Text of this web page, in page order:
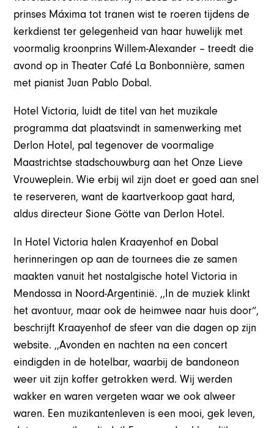
prinses Máxima tot tranen wist te roeren tijdens de
kerkdienst ter gelegenheid van haar huwelijk met
voormalig kroonprins Willem-Alexander – treedt die
avond op in Theater Café La Bonbonnière, samen
met pianist Juan Pablo Dobal.
Hotel Victoria, luidt de titel van het muzikale
programma dat plaatsvindt in samenwerking met
Derlon Hotel, pal tegenover de voormalige
Maastrichtse stadschouwburg aan het Onze Lieve
Vrouweplein. Wie erbij wil zijn doet er goed aan snel
te reserveren, want de kaartverkoop gaat hard,
aldus directeur Sione Götte van Derlon Hotel.
In Hotel Victoria halen Kraayenhof en Dobal
herinneringen op aan de tournees die ze samen
maakten vanuit het nostalgische hotel Victoria in
Mendossa in Noord-Argentinië. ,,In de muziek klinkt
het avontuur, maar ook de heimwee naar huis door”,
beschrijft Kraayenhof de sfeer van die dagen op zijn
website. ,,Avonden en nachten na een concert
eindigden in de hotelbar, waarbij de bandoneon
weer uit zijn koffer getrokken werd. Wij werden
wakker en waren vergeten waar we ook alweer
waren. Een muzikantenleven is een mooi, gek leven,